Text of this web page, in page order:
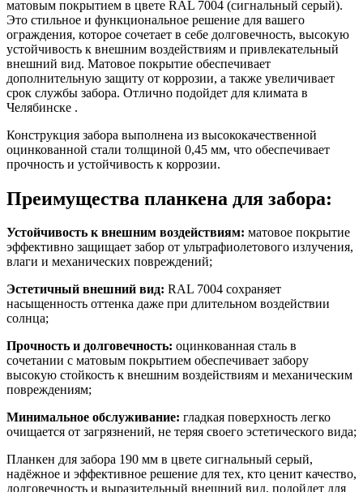
матовым покрытием в цвете RAL 7004 (сигнальный серый).
Это стильное и функциональное решение для вашего
ограждения, которое сочетает в себе долговечность, высокую
устойчивость к внешним воздействиям и привлекательный
внешний вид. Матовое покрытие обеспечивает
дополнительную защиту от коррозии, а также увеличивает
срок службы забора. Отлично подойдет для климата в
Челябинске .
Конструкция забора выполнена из высококачественной
оцинкованной стали толщиной 0,45 мм, что обеспечивает
прочность и устойчивость к коррозии.
Преимущества планкена для забора:
Устойчивость к внешним воздействиям: матовое покрытие
эффективно защищает забор от ультрафиолетового излучения,
влаги и механических повреждений;
Эстетичный внешний вид: RAL 7004 сохраняет
насыщенность оттенка даже при длительном воздействии
солнца;
Прочность и долговечность: оцинкованная сталь в
сочетании с матовым покрытием обеспечивает забору
высокую стойкость к внешним воздействиям и механическим
повреждениям;
Минимальное обслуживание: гладкая поверхность легко
очищается от загрязнений, не теряя своего эстетического вида;
Планкен для забора 190 мм в цвете сигнальный серый,
надёжное и эффективное решение для тех, кто ценит качество,
долговечность и выразительный внешний вид, подойдет для